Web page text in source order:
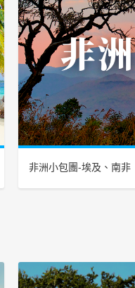
非洲小包團-埃及、南非